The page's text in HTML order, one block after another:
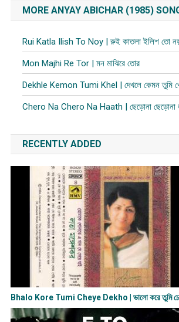
MORE ANYAY ABICHAR (1985)
Rui Katla Ilish To Noy | রুই কাতলা ইলিশ তো
Mon Majhi Re Tor | মন মাঝিরে তোর
Dekhle Kemon Tumi Khel | দেখলে কেমন তুমি
Chero Na Chero Na Haath | ছেড়োনা ছেড়োনা
RECENTLY ADDED
Bhalo Kore Tumi Cheye Dekho | ভালো করে তুমি